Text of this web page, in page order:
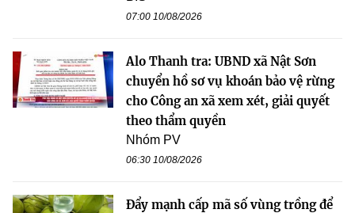
07:00 10/08/2026
Alo Thanh tra: UBND xã Nật Sơn
chuyển hồ sơ vụ khoán bảo vệ rừng
cho Công an xã xem xét, giải quyết
theo thẩm quyền
Nhóm PV
06:30 10/08/2026
Đẩy mạnh cấp mã số vùng trồng để